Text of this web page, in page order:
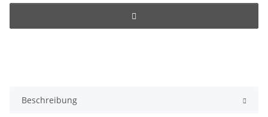
Beschreibung